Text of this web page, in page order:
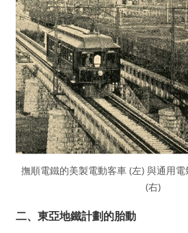
撫順電鐵的美製電動客車 (左) 與通用
(右)
二、東亞地鐵計劃的胎動